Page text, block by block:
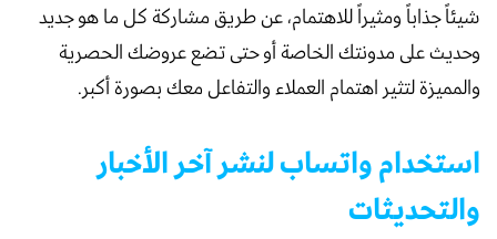
شيئاً جذاباً ومثيراً للاهتمام، عن طريق مشاركة كل ما هو جديد
وحديث على مدونتك الخاصة أو حتى تضع عروضك الحصرية
والمميزة لتثير اهتمام العملاء والتفاعل معك بصورة أكبر.
استخدام واتساب لنشر آخر الأخبار
والتحديثات